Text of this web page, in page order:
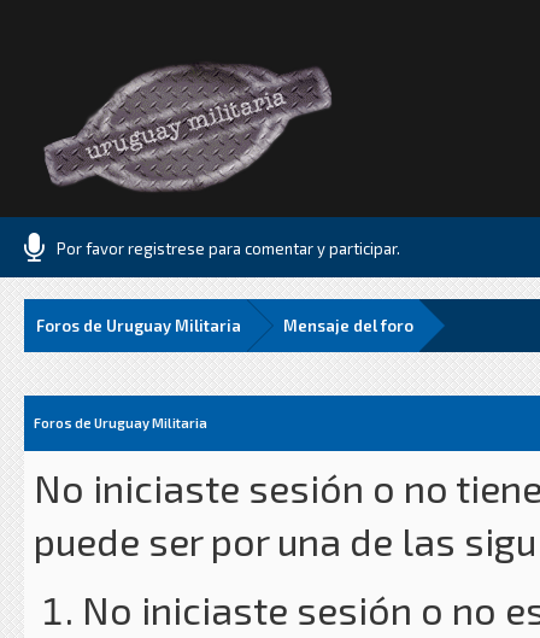
Por favor registrese para comentar y participar.
Foros de Uruguay Militaria Mensaje del foro
Foros de Uruguay Militaria
No iniciaste sesión o no
puede ser por una de las
No iniciaste sesión o no